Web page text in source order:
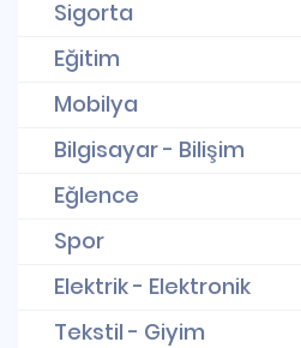
Sigorta
Eğitim
Mobilya
Bilgisayar - Bilişim
Eğlence
Spor
Elektrik - Elektronik
Tekstil - Giyim